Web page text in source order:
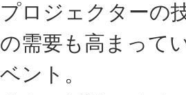
プロジェクターの
の需要も高まって
ベント。